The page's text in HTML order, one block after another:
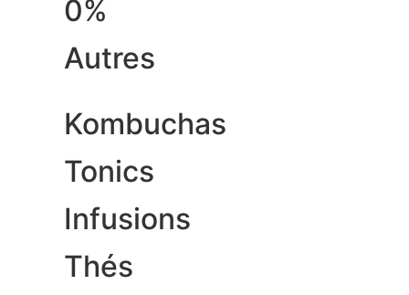
0%
Autres
Kombuchas
Tonics
Infusions
Thés